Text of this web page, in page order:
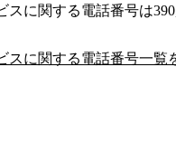
スに関する電話番号は
スに関する電話番号一覧